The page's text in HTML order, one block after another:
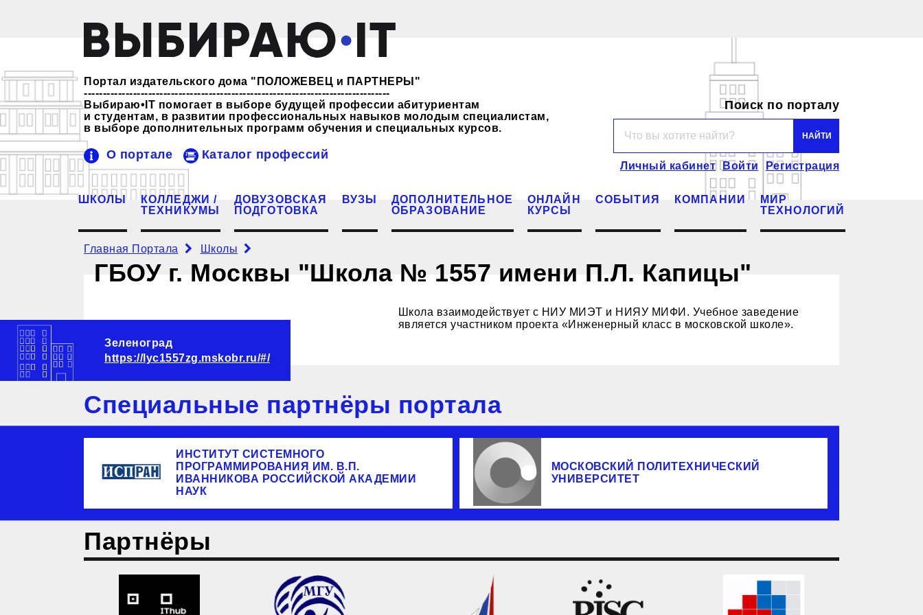
Портал издательского дома "ПОЛОЖЕВЕЦ и ПАРТНЕРЫ"
---------------------------------------------------------------------------------
Выбираю•IT помогает в выборе будущей профессии абитуриентам
и студентам, в развитии профессиональных навыков молодым специалистам,
в выборе дополнительных программ обучения и специальных курсов.
О портале Каталог профессий
Поиск по порталу
Личный кабинет Войти Регистрация
ШКОЛЫ
КОЛЛЕДЖИ /
ТЕХНИКУМЫ
ДОВУЗОВСКАЯ
ПОДГОТОВКА
ВУЗЫ
ДОПОЛНИТЕЛЬНОЕ
ОБРАЗОВАНИЕ
ОНЛАЙН
КУРСЫ
СОБЫТИЯ КОМПАНИИ
МИР
ТЕХНОЛОГИЙ
Главная Портала Школы
ГБОУ г. Москвы "Школа № 1557 имени П.Л. Капицы"
Школа взаимодействует с НИУ МИЭТ и НИЯУ МИФИ. Учебное заведение
является участником проекта «Инженерный класс в московской школе».
Зеленоград
https://lyc1557zg.mskobr.ru/#/
Специальные партнёры портала
ИНСТИТУТ СИСТЕМНОГО
ПРОГРАММИРОВАНИЯ ИМ. В.П.
ИВАННИКОВА РОССИЙСКОЙ АКАДЕМИИ
НАУК
МОСКОВСКИЙ ПОЛИТЕХНИЧЕСКИЙ
УНИВЕРСИТЕТ
Партнёры